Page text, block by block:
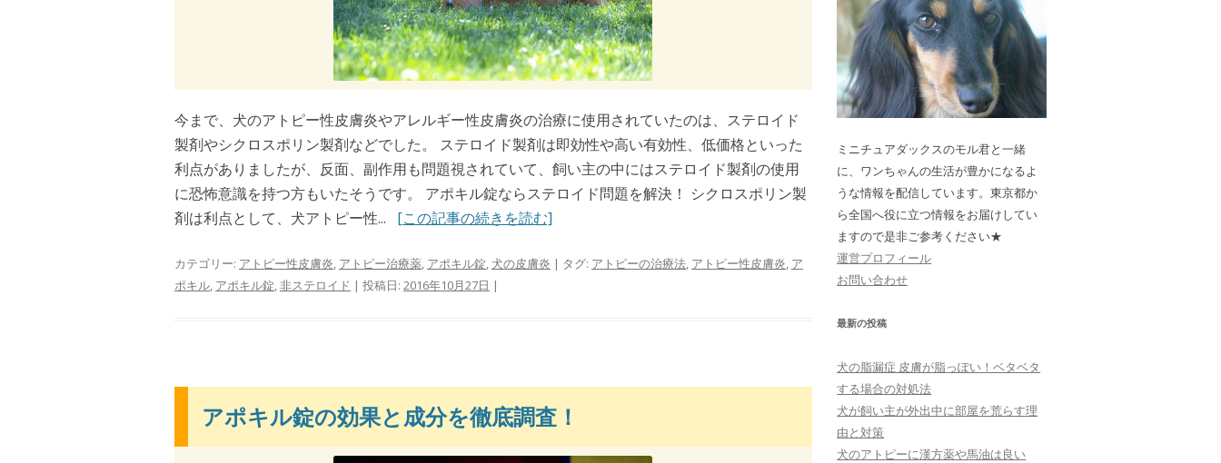
今まで、犬のアトピー性皮膚炎やアレルギー性皮膚炎の治療に使用されていたのは、ステロイド
製剤やシクロスポリン製剤などでした。 ステロイド製剤は即効性や高い有効性、低価格といった
利点がありましたが、反面、副作用も問題視されていて、飼い主の中にはステロイド製剤の使用
に恐怖意識を持つ方もいたそうです。 アポキル錠ならステロイド問題を解決！ シクロスポリン製
剤は利点として、犬アトピー性... [この記事の続きを読む]
カテゴリー: アトピー性皮膚炎, アトピー治療薬, アポキル錠, 犬の皮膚炎 | タグ: アトピーの治療法, アトピー性皮膚炎, ア
ポキル, アポキル錠,非ステロイド | 投稿日: 2016年10月27日 |
アポキル錠の効果と成分を徹底調査！
ミニチュアダックスのモル君と一緒
に、ワンちゃんの生活が豊かになるよ
うな情報を配信しています。東京都か
ら全国へ役に立つ情報をお届けしてい
ますので是非ご参考ください★
運営プロフィール
お問い合わせ
最新の投稿
犬の脂漏症 皮膚が脂っぽい！ベタベタ
する場合の対処法
犬が飼い主が外出中に部屋を荒らす理
由と対策
犬のアトピーに漢方薬や馬油は良い